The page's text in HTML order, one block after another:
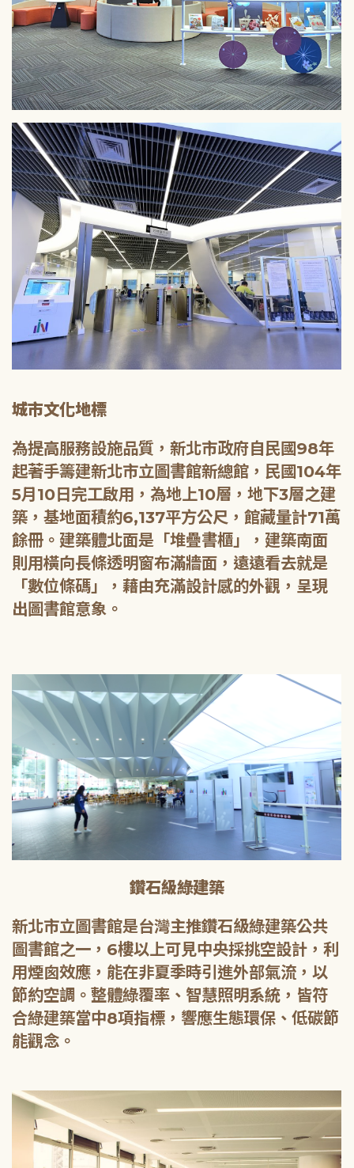
城市文化地標
為提高服務設施品質，新北市政府自民國98年
起著手籌建新北市立圖書館新總館，民國104年
5月10日完工啟用，為地上10層，地下3層之建
築，基地面積約6,137平方公尺，館藏量計71萬
餘冊。建築體北面是「堆疊書櫃」，建築南面
則用橫向長條透明窗布滿牆面，遠遠看去就是
「數位條碼」，藉由充滿設計感的外觀，呈現
出圖書館意象。
鑽石級綠建築
新北市立圖書館是台灣主推鑽石級綠建築公共
圖書館之一，6樓以上可見中央採挑空設計，利
用煙囪效應，能在非夏季時引進外部氣流，以
節約空調。整體綠覆率、智慧照明系統，皆符
合綠建築當中8項指標，響應生態環保、低碳節
能觀念。